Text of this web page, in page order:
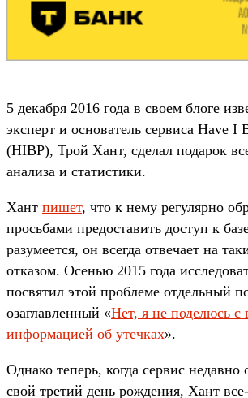
5 декабря 2016 года в своем блоге
эксперт и основатель сервиса Have I
(HIBP), Трой Хант, сделал подарок
анализа и статистики.
Хант пишет, что к нему регулярно
просьбами предоставить доступ к
разумеется, он всегда отвечает на
отказом. Осенью 2015 года
посвятил этой проблеме отдельный
озаглавленный «Нет, я не поделюсь с
информацией об утечках».
Однако теперь, когда сервис недавно
свой третий день рождения, Хант